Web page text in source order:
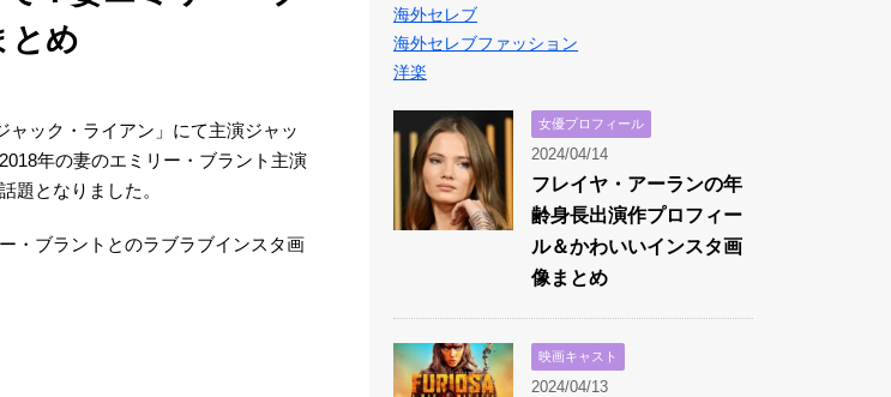
とめ
ック・ライアン」にて主演ジャッ
年の妻のエミリー・ブラント主演
題となりました。
・ブラントとのラブラブインスタ画
海外セレブ
海外セレブファッション
洋楽
女優プロフィール
2024/04/14
フレイヤ・アーランの年
齢身長出演作プロフィー
ル＆かわいいインスタ画
像まとめ
映画キャスト
2024/04/13